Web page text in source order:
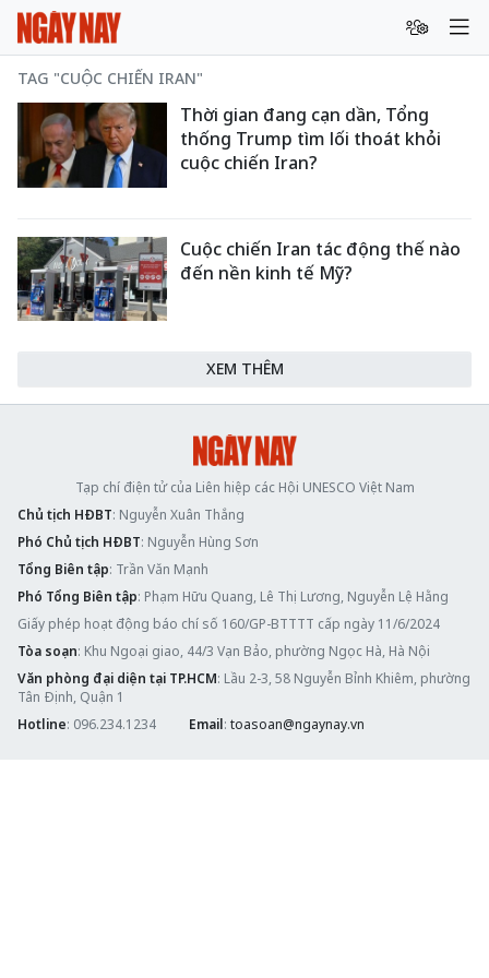
TAG "CUỘC CHIẾN IRAN"
Thời gian đang cạn dần, Tổng
thống Trump tìm lối thoát khỏi
cuộc chiến Iran?
Cuộc chiến Iran tác động thế nào
đến nền kinh tế Mỹ?
XEM THÊM
Tạp chí điện tử của Liên hiệp các Hội UNESCO Việt Nam
Chủ tịch HĐBT: Nguyễn Xuân Thắng
Phó Chủ tịch HĐBT: Nguyễn Hùng Sơn
Tổng Biên tập: Trần Văn Mạnh
Phó Tổng Biên tập: Phạm Hữu Quang, Lê Thị Lương, Nguyễn Lệ Hằng
Giấy phép hoạt động báo chí số 160/GP-BTTTT cấp ngày 11/6/2024
Tòa soạn: Khu Ngoại giao, 44/3 Vạn Bảo, phường Ngọc Hà, Hà Nội
Văn phòng đại diện tại TP.HCM: Lầu 2-3, 58 Nguyễn Bỉnh Khiêm, phường
Tân Định, Quận 1
Hotline: 096.234.1234 Email: toasoan@ngaynay.vn